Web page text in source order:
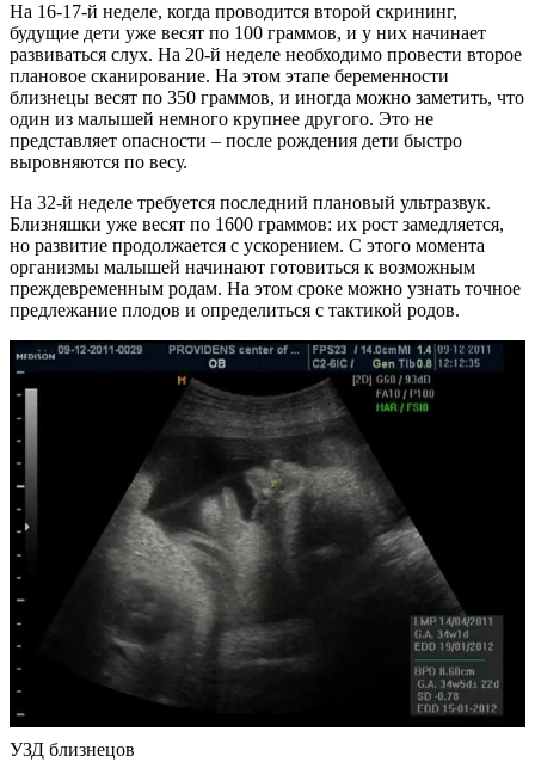
На 16-17-й неделе, когда проводится второй скрининг,
будущие дети уже весят по 100 граммов, и у них начинает
развиваться слух. На 20-й неделе необходимо провести второе
плановое сканирование. На этом этапе беременности
близнецы весят по 350 граммов, и иногда можно заметить, что
один из малышей немного крупнее другого. Это не
представляет опасности – после рождения дети быстро
выровняются по весу.
На 32-й неделе требуется последний плановый ультразвук.
Близняшки уже весят по 1600 граммов: их рост замедляется,
но развитие продолжается с ускорением. С этого момента
организмы малышей начинают готовиться к возможным
преждевременным родам. На этом сроке можно узнать точное
предлежание плодов и определиться с тактикой родов.
УЗД близнецов